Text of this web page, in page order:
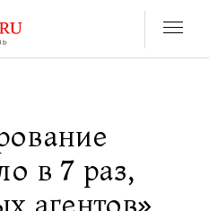
в 7 раз,